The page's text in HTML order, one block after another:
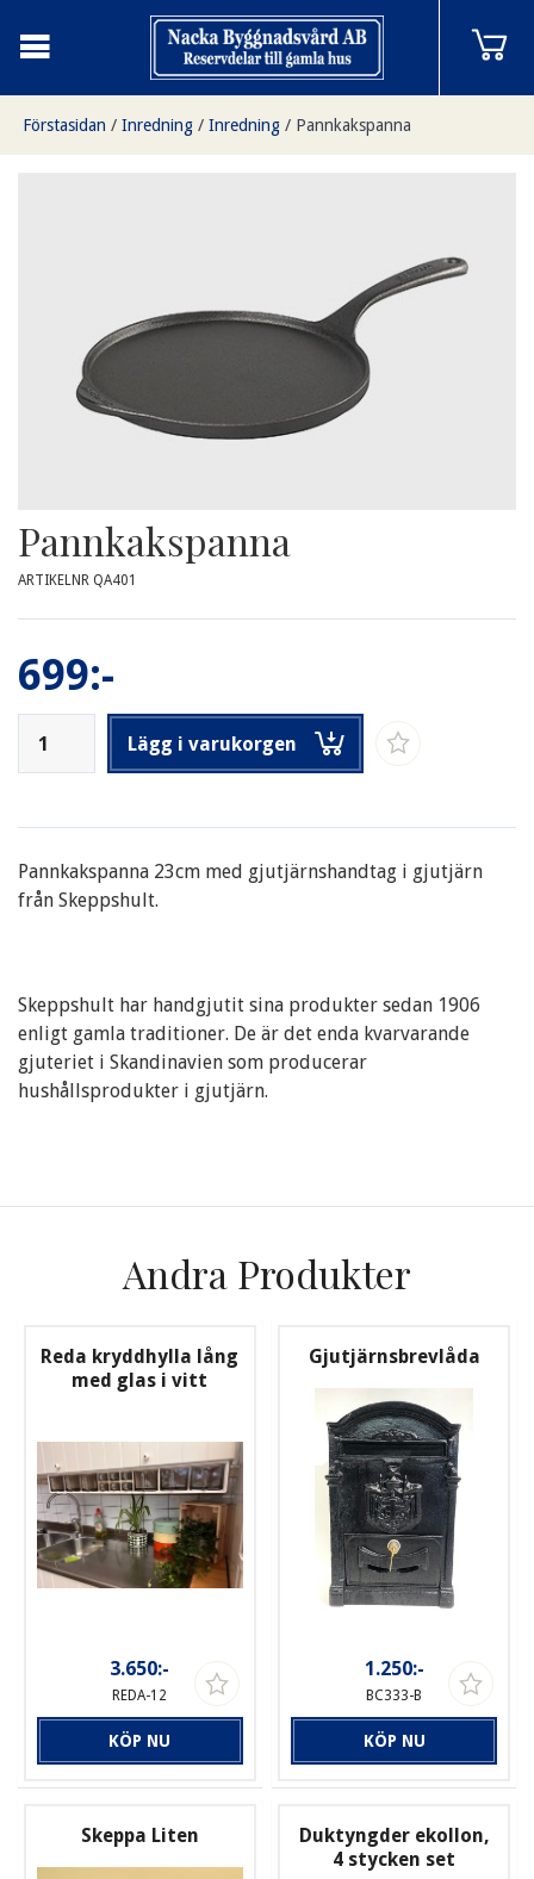
Förstasidan / Inredning / Inredning / Pannkakspanna
Pannkakspanna
ARTIKELNR QA401
699:-
Lägg i varukorgen
Pannkakspanna 23cm med gjutjärnshandtag i gjutjärn
från Skeppshult.
Skeppshult har handgjutit sina produkter sedan 1906
enligt gamla traditioner. De är det enda kvarvarande
gjuteriet i Skandinavien som producerar
hushållsprodukter i gjutjärn.
Andra Produkter
Reda kryddhylla lång
med glas i vitt
3.650:-
REDA-12
KÖP NU
Gjutjärnsbrevlåda
1.250:-
BC333-B
KÖP NU
Skeppa Liten
Duktyngder ekollon,
4 stycken set